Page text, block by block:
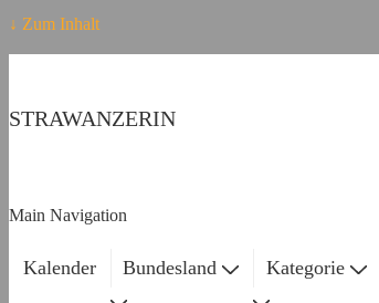
↓ Zum Inhalt
STRAWANZERIN
Main Navigation
Kalender Bundesland Kategorie